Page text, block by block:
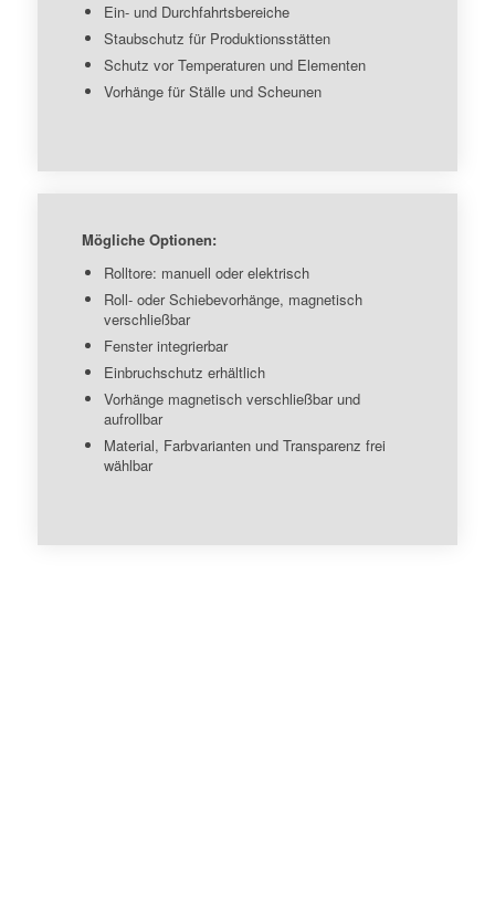
Ein- und Durchfahrtsbereiche
Staubschutz für Produktionsstätten
Schutz vor Temperaturen und Elementen
Vorhänge für Ställe und Scheunen
Mögliche Optionen:
Rolltore: manuell oder elektrisch
Roll- oder Schiebevorhänge, magnetisch
verschließbar
Fenster integrierbar
Einbruchschutz erhältlich
Vorhänge magnetisch verschließbar und
aufrollbar
Material, Farbvarianten und Transparenz frei
wählbar